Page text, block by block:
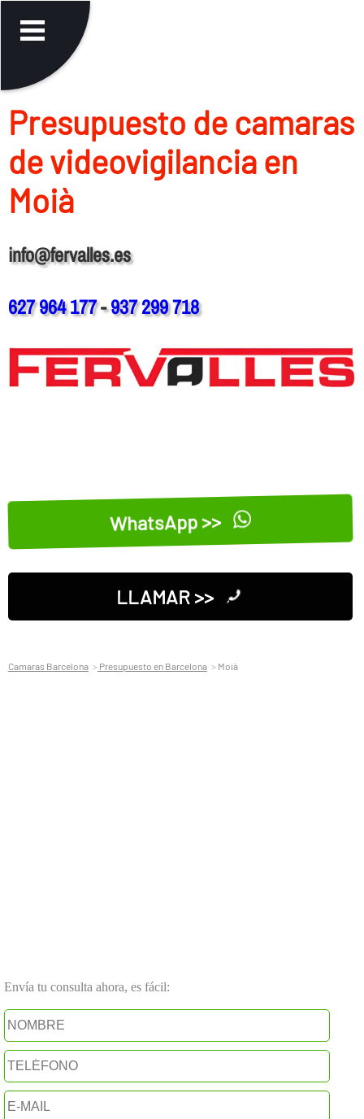
Presupuesto de camaras
de videovigilancia en
Moià
info@fervalles.es
627 964 177-937 299 718
WhatsApp >>
LLAMAR >>
Camaras Barcelona Presupuesto en Barcelona Moià
Envía tu consulta ahora, es fácil: